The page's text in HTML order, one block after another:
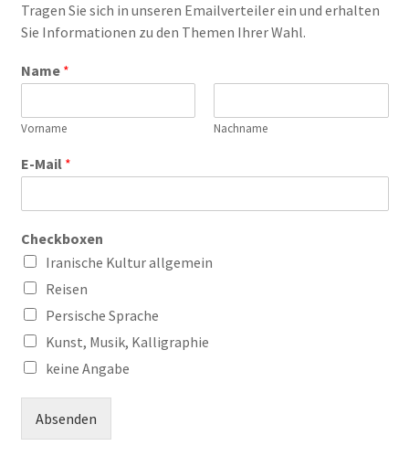
Tragen Sie sich in unseren Emailverteiler ein und erhalten
Sie Informationen zu den Themen Ihrer Wahl.
Name *
Vorname Nachname
E-Mail *
Checkboxen
Iranische Kultur allgemein
Reisen
Persische Sprache
Kunst, Musik, Kalligraphie
keine Angabe
Absenden